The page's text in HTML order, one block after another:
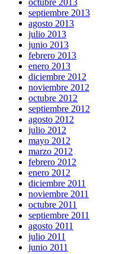
septiembre 2013
agosto 2013
julio 2013
junio 2013
febrero 2013
enero 2013
diciembre 2012
noviembre 2012
octubre 2012
septiembre 2012
agosto 2012
julio 2012
mayo 2012
marzo 2012
febrero 2012
enero 2012
diciembre 2011
noviembre 2011
octubre 2011
septiembre 2011
agosto 2011
julio 2011
junio 2011